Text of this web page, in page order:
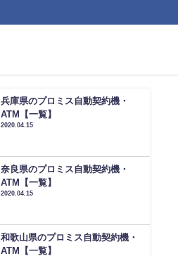
兵庫県のプロミス自動契約機・
ATM【一覧】
2020.04.15
奈良県のプロミス自動契約機・
ATM【一覧】
2020.04.15
和歌山県のプロミス自動契約機・
ATM【一覧】